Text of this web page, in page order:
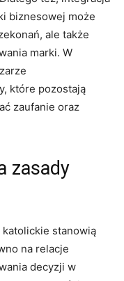
biznesowej może
ale także
marki. W
które pozostają
zaufanie oraz
zasady
stanowią
na relacje
decyzji w